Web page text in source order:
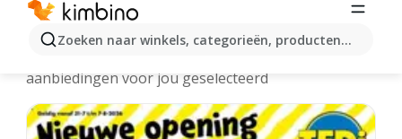
Zoeken naar winkels, categorieën, producten...
La Hulpe folders online
aanbiedingen voor jou geselecteerd